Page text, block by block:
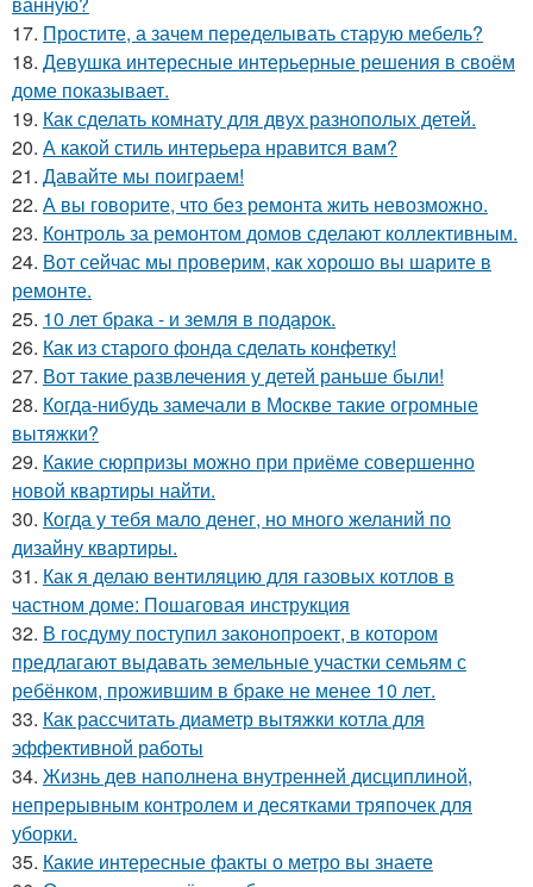
17. Простите, а зачем переделывать старую мебель?
18. Девушка интересные интерьерные решения в своём
доме показывает.
19. Как сделать комнату для двух разнополых детей.
20. А какой стиль интерьера нравится вам?
21. Давайте мы поиграем!
22. А вы говорите, что без ремонта жить невозможно.
23. Контроль за ремонтом домов сделают коллективным.
24. Вот сейчас мы проверим, как хорошо вы шарите в
ремонте.
25. 10 лет брака - и земля в подарок.
26. Как из старого фонда сделать конфетку!
27. Вот такие развлечения у детей раньше были!
28. Когда-нибудь замечали в Москве такие огромные
вытяжки?
29. Какие сюрпризы можно при приёме совершенно
новой квартиры найти.
30. Когда у тебя мало денег, но много желаний по
дизайну квартиры.
31. Как я делаю вентиляцию для газовых котлов в
частном доме: Пошаговая инструкция
32. В госдуму поступил законопроект, в котором
предлагают выдавать земельные участки семьям с
ребёнком, прожившим в браке не менее 10 лет.
33. Как рассчитать диаметр вытяжки котла для
эффективной работы
34. Жизнь дев наполнена внутренней дисциплиной,
непрерывным контролем и десятками тряпочек для
уборки.
35. Какие интересные факты о метро вы знаете